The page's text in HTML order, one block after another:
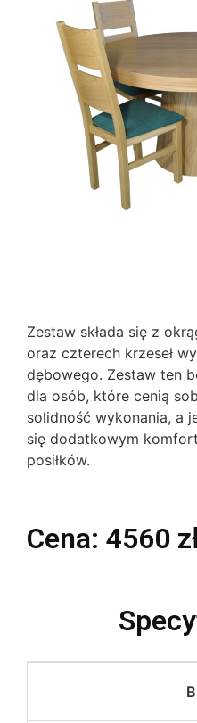
Zestaw składa się z
oraz czterech krzeseł
dębowego. Zestaw ten
dla osób, które cenią
solidność wykonania, a
się dodatkowym
posiłków.
Cena: 4560